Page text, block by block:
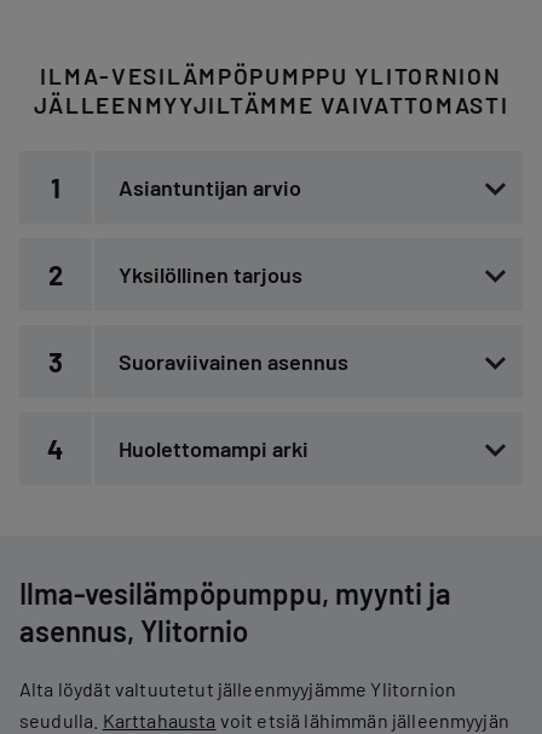
ILMA-VESILÄMPÖPUMPPU YLITORNION
JÄLLEENMYYJILTÄMME VAIVATTOMASTI
1 Asiantuntijan arvio
2 Yksilöllinen tarjous
3 Suoraviivainen asennus
4 Huolettomampi arki
Ilma-vesilämpöpumppu, myynti ja
asennus, Ylitornio
Alta löydät valtuutetut jälleenmyyjämme Ylitornion
seudulla. Karttahausta voit etsiä lähimmän jälleenmyyjän